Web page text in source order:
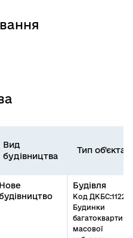
Вид
будівництва
Тип об'єкта
Нове
Будівля
Код ДКБС:1122.1
Будинки
масової